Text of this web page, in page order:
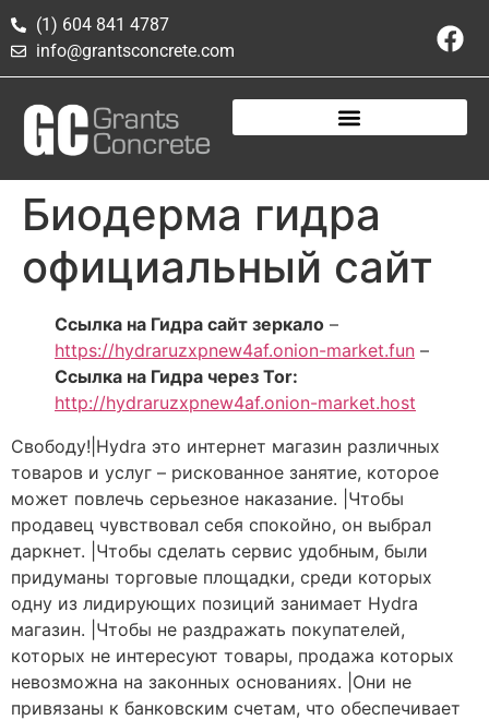
(1) 604 841 4787
info@grantsconcrete.com
Биодерма гидра
официальный сайт
Ссылка на Гидра сайт зеркало –
https://hydraruzxpnew4af.onion-market.fun –
Ссылка на Гидра через Tor:
http://hydraruzxpnew4af.onion-market.host
Свободу!|Hydra это интернет магазин различных
товаров и услуг – рискованное занятие, которое
может повлечь серьезное наказание. |Чтобы
продавец чувствовал себя спокойно, он выбрал
даркнет. |Чтобы сделать сервис удобным, были
придуманы торговые площадки, среди которых
одну из лидирующих позиций занимает Hydra
магазин. |Чтобы не раздражать покупателей,
которых не интересуют товары, продажа которых
невозможна на законных основаниях. |Они не
привязаны к банковским счетам, что обеспечивает